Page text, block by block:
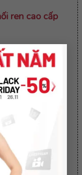
×
ren cao cấp
kem
dãn, thoáng
mềm mịn và
ren cao